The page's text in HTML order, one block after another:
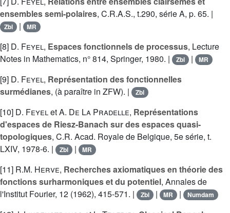
ensembles semi-polaires, C.R.A.S., t.290, série A, p. 65. |
Zbl | MR
[8] D. Feyel, Espaces fonctionnels de processus, Lecture
Notes in Mathematics, n° 814, Springer, 1980. |
Zbl | MR
[9] D. Feyel, Représentation des fonctionnelles
surmédianes, (à paraître in ZFW). | Zbl
[10] D. FeyeletA. De La Pradelle, Représentations
d'espaces de Riesz-Banach sur des espaces quasi-
topologiques, C.R. Acad. Royale de Belgique, 5e série, t.
LXIV, 1978-6. |
Zbl | MR
[11] R.M. Herve, Recherches axiomatiques en théorie des
fonctions surharmoniques et du potentiel, Annales de
l'Institut Fourier, 12 (1962), 415-571. |
Zbl | MR | Numdam